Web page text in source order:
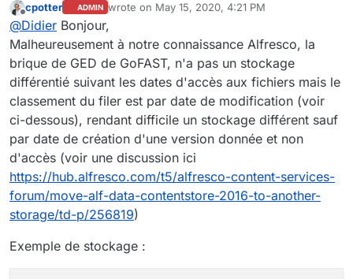
serveur virtuel "gofast" avec une volumétrie 750 Go de
disques SSD attachés à la vm. L'objectif est de gérer les
dépôts des fichiers "froids", non utilisés depuis plus de
x mois, vers un stockage nfs » donc moins couteux.
Si techniquement cette solution est réalisable, nous
pouvons créer un "répertoire partagé" sur une baie de
stockage "unity" et monter cette ressource vers GoFast
qui déplacera de façon automatique les documents sur
cet espace de stockage.
J'attends un retour d'expérience d'établissements qui
auraient mis cette solution ou similaire en place.
Cordialement,
Offline
cpotter ADMIN wrote on May 15, 2020, 4:21 PM
last edited by cpotterMay 15, 2020, 7:19 PM
@Didier Bonjour,
Malheureusement à notre connaissance Alfresco, la
brique de GED de GoFAST, n'a pas un stockage
différentié suivant les dates d'accès aux fichiers mais le
classement du filer est par date de modification (voir
ci-dessous), rendant difficile un stockage différent sauf
par date de création d'une version donnée et non
d'accès (voir une discussion ici
https://hub.alfresco.com/t5/alfresco-content-services-
forum/move-alf-data-contentstore-2016-to-another-
storage/td-p/256819)
Exemple de stockage :